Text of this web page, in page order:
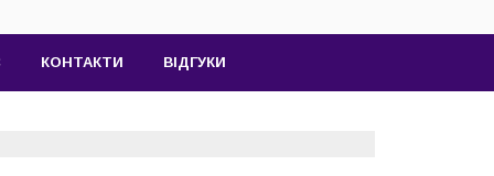
КОНТАКТИ ВІДГУКИ